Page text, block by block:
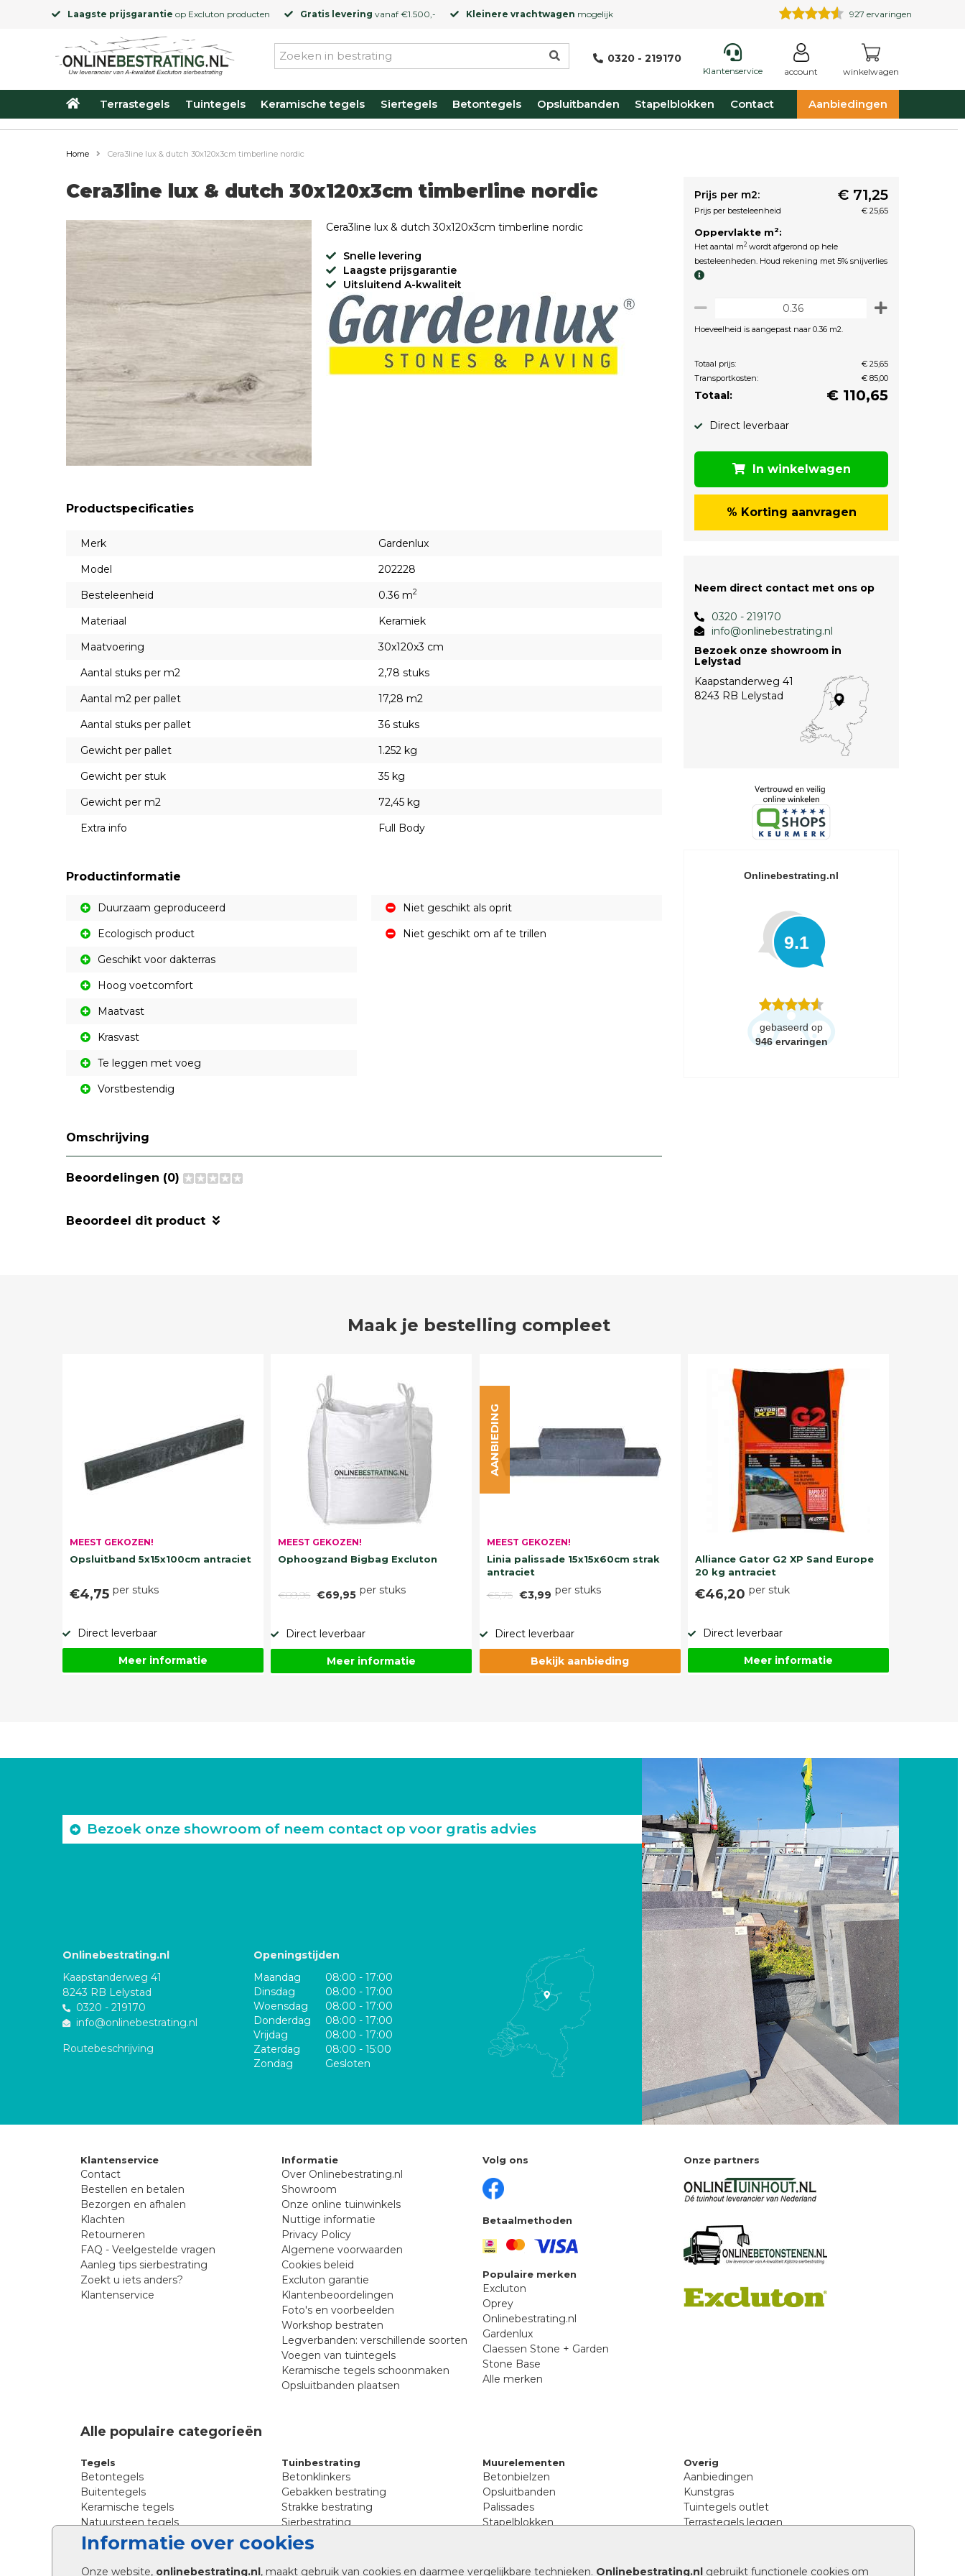
Laagste prijsgarantie op Excluton producten Gratis levering vanaf €1.500,- Kleinere vrachtwagen mogelijk 927 ervaringen
0320 - 219170
Klantenservice account winkelwagen
Terrastegels Tuintegels Keramische tegels Siertegels Betontegels Opsluitbanden Stapelblokken Contact Aanbiedingen
Informatie over cookies
Onze website, onlinebestrating.nl, maakt gebruik van cookies en daarmee vergelijkbare technieken. Onlinebestrating.nl gebruikt functionele cookies om
Home Cera3line lux & dutch 30x120x3cm timberline nordic
Cera3line lux & dutch 30x120x3cm timberline nordic
Cera3line lux & dutch 30x120x3cm timberline nordic
Snelle levering
Laagste prijsgarantie
Uitsluitend A-kwaliteit
Productspecificaties
Merk
Gardenlux
Model
202228
Besteleenheid
0.36 m2
Materiaal
Keramiek
Maatvoering
30x120x3 cm
Aantal stuks per m2
2,78 stuks
Aantal m2 per pallet
17,28 m2
Aantal stuks per pallet
36 stuks
Gewicht per pallet
1.252 kg
Gewicht per stuk
35 kg
Gewicht per m2
72,45 kg
Extra info
Full Body
Productinformatie
Duurzaam geproduceerd
Ecologisch product
Geschikt voor dakterras
Hoog voetcomfort
Maatvast
Krasvast
Te leggen met voeg
Vorstbestendig
Niet geschikt als oprit
Niet geschikt om af te trillen
Omschrijving
Beoordelingen (0)
Beoordeel dit product
Prijs per m2: € 71,25
Prijs per besteleenheid € 25,65
Oppervlakte m2:
Het aantal m2 wordt afgerond op hele
besteleenheden. Houd rekening met 5% snijverlies
Hoeveelheid is aangepast naar 0.36 m2.
Totaal prijs:
€ 25,65
Transportkosten:
€ 85,00
Totaal: € 110,65
Direct leverbaar
In winkelwagen
% Korting aanvragen
Neem direct contact met ons op
0320 - 219170
info@onlinebestrating.nl
Bezoek onze showroom in
Lelystad
Kaapstanderweg 41
8243 RB Lelystad
Onlinebestrating.nl
9.1
gebaseerd op
946 ervaringen
Maak je bestelling compleet
MEEST GEKOZEN!
Opsluitband 5x15x100cm antraciet
€4,75 per stuks
Direct leverbaar
Meer informatie
MEEST GEKOZEN!
Ophoogzand Bigbag Excluton
€89,95 €69,95 per stuks
Direct leverbaar
Meer informatie
MEEST GEKOZEN!
Linia palissade 15x15x60cm strak
antraciet
€5,75 €3,99 per stuks
AANBIEDING
Direct leverbaar
Bekijk aanbieding
Alliance Gator G2 XP Sand Europe
20 kg antraciet
€46,20 per stuk
Direct leverbaar
Meer informatie
Bezoek onze showroom of neem contact op voor gratis advies
Onlinebestrating.nl
Kaapstanderweg 41
8243 RB Lelystad
0320 - 219170
info@onlinebestrating.nl
Routebeschrijving
Openingstijden
Maandag
08:00 - 17:00
Dinsdag
08:00 - 17:00
Woensdag
08:00 - 17:00
Donderdag
08:00 - 17:00
Vrijdag
08:00 - 17:00
Zaterdag
08:00 - 15:00
Zondag
Gesloten
Klantenservice
Contact
Bestellen en betalen
Bezorgen en afhalen
Klachten
Retourneren
FAQ - Veelgestelde vragen
Aanleg tips sierbestrating
Zoekt u iets anders?
Klantenservice
Informatie
Over Onlinebestrating.nl
Showroom
Onze online tuinwinkels
Nuttige informatie
Privacy Policy
Algemene voorwaarden
Cookies beleid
Excluton garantie
Klantenbeoordelingen
Foto's en voorbeelden
Workshop bestraten
Legverbanden: verschillende soorten
Voegen van tuintegels
Keramische tegels schoonmaken
Opsluitbanden plaatsen
Volg ons
Betaalmethoden
Populaire merken
Excluton
Oprey
Onlinebestrating.nl
Gardenlux
Claessen Stone + Garden
Stone Base
Alle merken
Onze partners
Alle populaire categorieën
Tegels
Betontegels
Buitentegels
Keramische tegels
Natuursteen tegels
Siertegels
Stoeptegels
Straattegels
Tuinbestrating
Betonklinkers
Gebakken bestrating
Strakke bestrating
Sierbestrating
Straatklinkers
Straatstenen
Trommelstenen
Muurelementen
Betonbielzen
Opsluitbanden
Palissades
Stapelblokken
Afwatering en diversen
Overig
Aanbiedingen
Kunstgras
Tuintegels outlet
Terrastegels leggen
Legpatronen betonstenen